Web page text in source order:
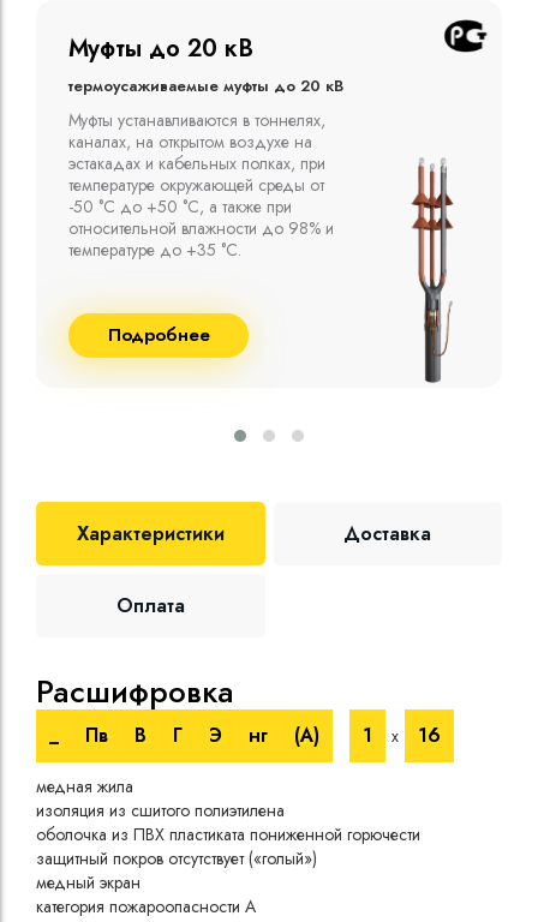
Муфты до 10 кВ
Термоусаживаемые муфты до 10 кВ
Компания ООО "Москабельторг"
предлагает, как соединительные
термоусаживаемые муфты на кабель
напряжением до 10 кВ с изоляцией
из маслопропитанной бумаги и
сшитого полиэтилена собственного
производства
Подробнее
Характеристики Доставка
Оплата
Расшифровка
Пв В Г Э нг (A) 1 х 16
медная жила
изоляция из сшитого полиэтилена
оболочка из ПВХ пластиката пониженной горючести
защитный покров отсутствует («голый»)
медный экран
категория пожароопасности A